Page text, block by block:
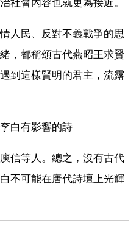
人民、反對不義戰爭的思
，都稱頌古代燕昭王求賢
到這樣賢明的君主，流露
白有影響的詩
信等人。總之，沒有古代
不可能在唐代詩壇上光輝